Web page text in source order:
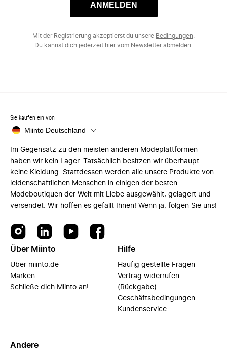
ANMELDEN
Mit der Registrierung akzeptierst du unsere Bedingungen
Du kannst dich jederzeit hiervom Newsletter abmelden.
Sie kaufen ein von
Miinto Deutschland
Im Gegensatz zu den meisten anderen Modeplattformen
haben wir kein Lager. Tatsächlich besitzen wir überhaupt
keine Kleidung. Stattdessen werden alle unsere Produkte von
leidenschaftlichen Menschen in einigen der besten
Modeboutiquen der Welt mit Liebe ausgewählt, gelagert und
versendet. Wir hoffen es gefällt Ihnen! Wenn ja, folgen Sie uns!
Über Miinto
Über miinto.de
Marken
Schließe dich Miinto an!
Hilfe
Häufig gestellte Fragen
Vertrag widerrufen
(Rückgabe)
Geschäftsbedingungen
Kundenservice
Andere